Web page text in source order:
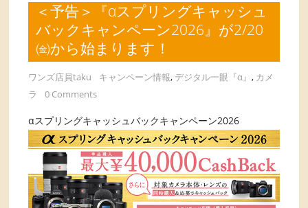
＜予告＞『αスプリングキャッシュ
バックキャンペーン2026』が2/20
㈮から始まります！
ワンズ店員taku キャンペーン情報, デジタル一眼『α』, カメ
ラ
0 Comments
αスプリングキャッシュバックキャンペーン2026